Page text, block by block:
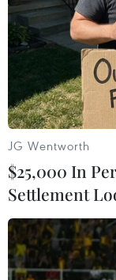
điểm đơn sắc
cho tổng thể
Kết hợp với
JG Wentworth
$25,000 In
Settlement